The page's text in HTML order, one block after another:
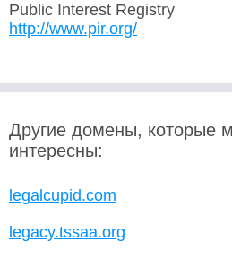
Public Interest Registry
http://www.pir.org/
Другие домены, которые
интересны:
legalcupid.com
legacy.tssaa.org